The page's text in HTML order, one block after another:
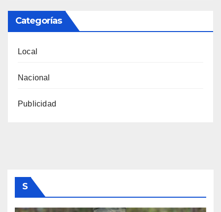
Categorías
Local
Nacional
Publicidad
S